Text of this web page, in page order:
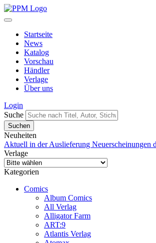
Startseite
News
Katalog
Vorschau
Händler
Verlage
Über uns
Login
Suche
Neuheiten
Aktuell in der Auslieferung Neuerscheinungen
Verlage
Kategorien
Comics
Album Comics
All Verlag
Alligator Farm
ART:9
Atlantis Verlag